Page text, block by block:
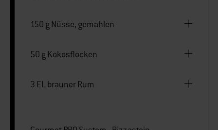
150 g Nüsse, gemahlen
50 g Kokosflocken
3 EL brauner Rum